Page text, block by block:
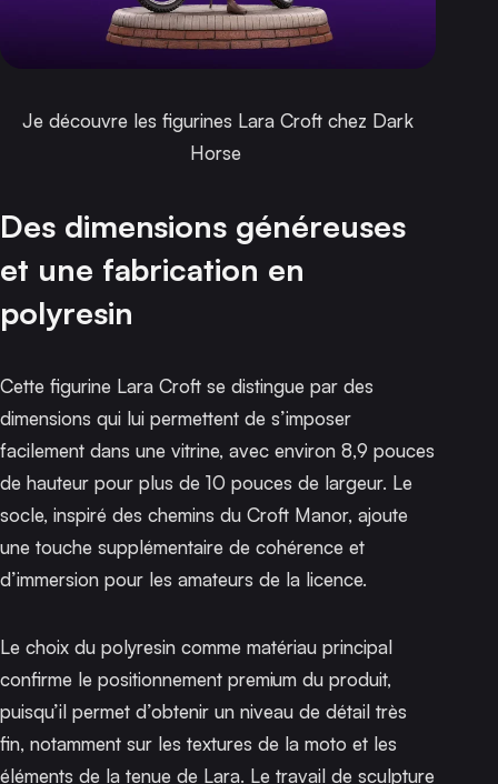
Je découvre les figurines Lara Croft chez Dark
Horse
Des dimensions généreuses
et une fabrication en
polyresin
Cette figurine Lara Croft se distingue par des
dimensions qui lui permettent de s’imposer
facilement dans une vitrine, avec environ 8,9 pouces
de hauteur pour plus de 10 pouces de largeur. Le
socle, inspiré des chemins du Croft Manor, ajoute
une touche supplémentaire de cohérence et
d’immersion pour les amateurs de la licence.
Le choix du polyresin comme matériau principal
confirme le positionnement premium du produit,
puisqu’il permet d’obtenir un niveau de détail très
fin, notamment sur les textures de la moto et les
éléments de la tenue de Lara. Le travail de sculpture